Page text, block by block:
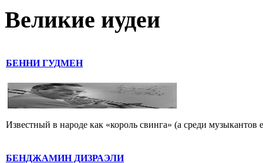
Великие иудеи
БЕННИ ГУДМЕН
Известный в народе как «король свинга» (а среди
БЕНДЖАМИН ДИЗРАЭЛИ